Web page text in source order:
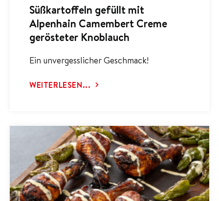
Süßkartoffeln gefüllt mit
Alpenhain Camembert Creme
gerösteter Knoblauch
Ein unvergesslicher Geschmack!
WEITERLESEN...